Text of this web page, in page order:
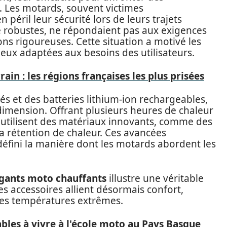
motards, souvent victimes
péril leur sécurité lors de leurs trajets
ne répondaient pas aux exigences
rigoureuses. Cette situation a motivé les
adaptées aux besoins des utilisateurs.
: les régions françaises les plus prisées
et des batteries lithium-ion rechargeables,
Offrant plusieurs heures de chaleur
des matériaux innovants, comme des
de chaleur. Ces avancées
la manière dont les motards abordent les
moto chauffants illustre une véritable
accessoires allient désormais confort,
températures extrêmes.
à vivre à l'école moto au Pays Basque